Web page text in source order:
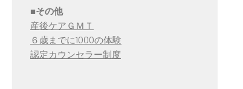
■その他
産後ケアＧＭＴ
６歳までに1000の体験
認定カウンセラー制度